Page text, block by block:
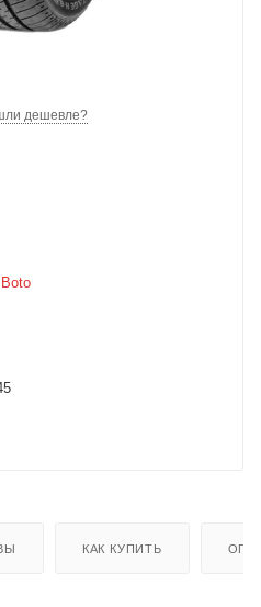
дешевле?
Boto
КАК КУПИТЬ